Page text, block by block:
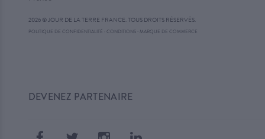
2026 © JOUR DE LA TERRE FRANCE. TOUS DROITS RÉSERVÉS.
POLITIQUE DE CONFIDENTIALITÉ CONDITIONS·MARQUE DE COMMERCE
DEVENEZ PARTENAIRE